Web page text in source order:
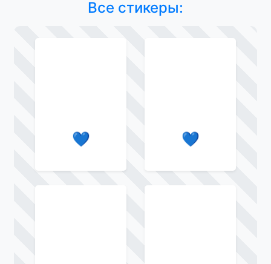
Все стикеры:
💙 💙